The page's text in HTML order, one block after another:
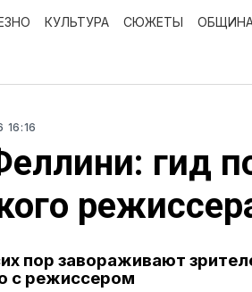
КУЛЬТУРА СЮЖЕТЫ
16:16
гид
пор завораживают
с режиссером